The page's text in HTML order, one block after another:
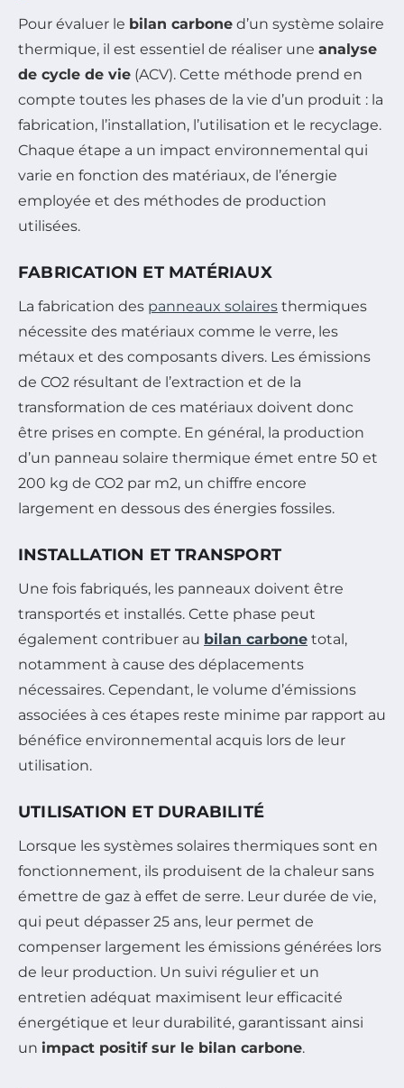
Pour évaluer le bilan carbone d’un système solaire
thermique, il est essentiel de réaliser une analyse
de cycle de vie (ACV). Cette méthode prend en
compte toutes les phases de la vie d’un produit : la
fabrication, l’installation, l’utilisation et le recyclage.
Chaque étape a un impact environnemental qui
varie en fonction des matériaux, de l’énergie
employée et des méthodes de production
utilisées.
FABRICATION ET MATÉRIAUX
La fabrication des panneaux solaires thermiques
nécessite des matériaux comme le verre, les
métaux et des composants divers. Les émissions
de CO2 résultant de l’extraction et de la
transformation de ces matériaux doivent donc
être prises en compte. En général, la production
d’un panneau solaire thermique émet entre 50 et
200 kg de CO2 par m2, un chiffre encore
largement en dessous des énergies fossiles.
INSTALLATION ET TRANSPORT
Une fois fabriqués, les panneaux doivent être
transportés et installés. Cette phase peut
également contribuer au bilan carbone total,
notamment à cause des déplacements
nécessaires. Cependant, le volume d’émissions
associées à ces étapes reste minime par rapport au
bénéfice environnemental acquis lors de leur
utilisation.
UTILISATION ET DURABILITÉ
Lorsque les systèmes solaires thermiques sont en
fonctionnement, ils produisent de la chaleur sans
émettre de gaz à effet de serre. Leur durée de vie,
qui peut dépasser 25 ans, leur permet de
compenser largement les émissions générées lors
de leur production. Un suivi régulier et un
entretien adéquat maximisent leur efficacité
énergétique et leur durabilité, garantissant ainsi
un impact positif sur le bilan carbone.